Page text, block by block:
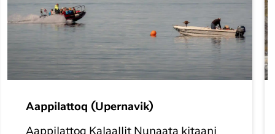
Aappilattoq (Upernavik)
Aappilattoq Kalaallit Nunaata kitaani